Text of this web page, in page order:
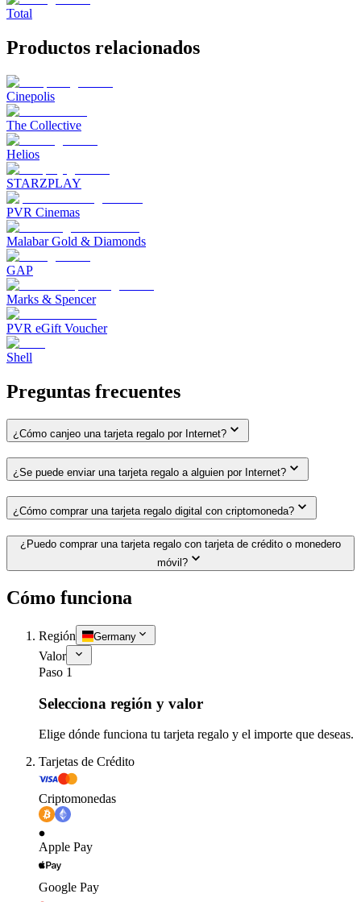
Total
Productos relacionados
Cinepolis
The Collective
Helios
STARZPLAY
PVR Cinemas
Malabar Gold & Diamonds
GAP
Marks & Spencer
PVR eGift Voucher
Shell
Preguntas frecuentes
¿Cómo canjeo una tarjeta regalo por Internet?
¿Se puede enviar una tarjeta regalo a alguien por Internet?
¿Cómo comprar una tarjeta regalo digital con criptomoneda?
¿Puedo comprar una tarjeta regalo con tarjeta de crédito o monedero
móvil?
Cómo funciona
Región Germany
Valor
Paso 1
Selecciona región y valor
Elige dónde funciona tu tarjeta regalo y el importe que deseas.
Tarjetas de Crédito
Criptomonedas
Apple Pay
Google Pay